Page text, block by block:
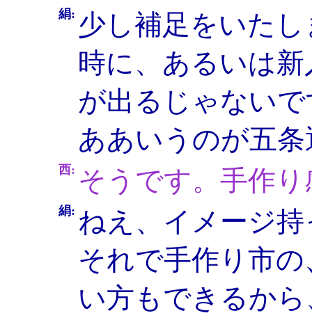
絹: 少し補足をいた
時に、あるいは
が出るじゃない
ああいうのが五
西: そうです。手作
絹: ねえ、イメージ
それで手作り市
い方もできるか